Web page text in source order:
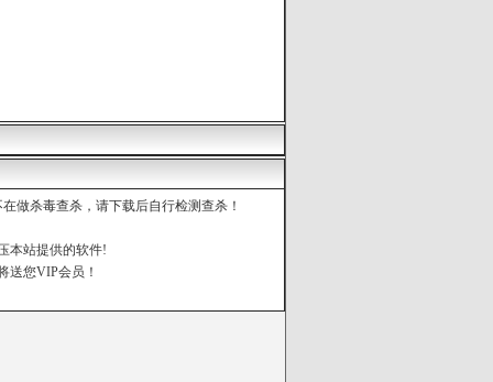
做杀毒查杀，请下载后自行检测查杀！
本站提供的软件!
送您VIP会员！